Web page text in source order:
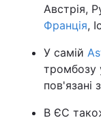
Австрія,
Франція,
У самій
тромбозу
пов'язані
В ЄС